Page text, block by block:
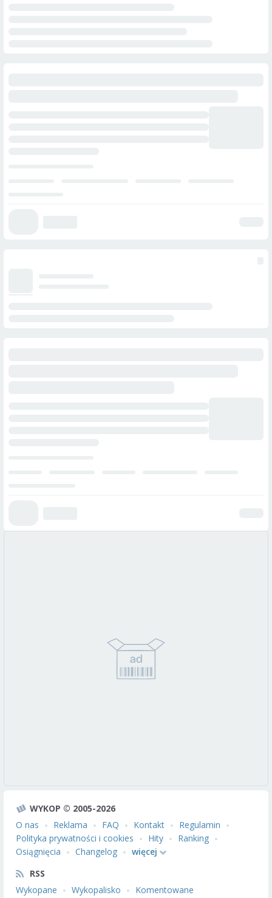
WYKOP © 2005-2026
O nas
Reklama FAQ Kontakt
Regulamin
Polityka prywatności i cookies
Hity
Ranking
Osiągnięcia
Changelog
więcej
RSS
Wykopane
Wykopalisko Komentowane